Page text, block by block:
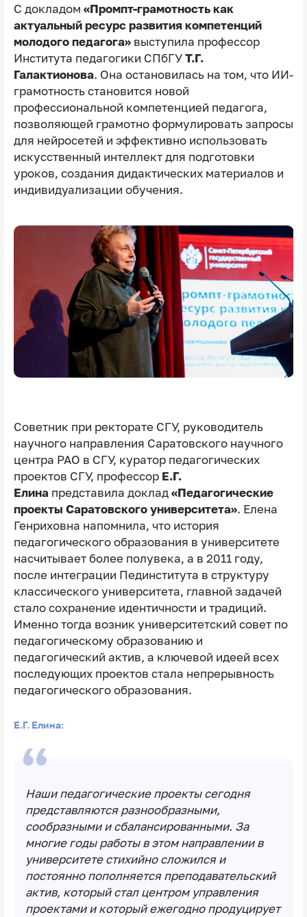
С докладом «Промпт-грамотность как
актуальный ресурс развития компетенций
молодого педагога»выступила профессор
Института педагогики СПбГУ Т.Г.
Галактионова. Она остановилась на том, что ИИ-
грамотность становится новой
профессиональной компетенцией педагога,
позволяющей грамотно формулировать запросы
для нейросетей и эффективно использовать
искусственный интеллект для подготовки
уроков, создания дидактических материалов и
индивидуализации обучения.
Советник при ректорате СГУ, руководитель
научного направления Саратовского научного
центра РАО в СГУ, куратор педагогических
проектов СГУ, профессорЕ.Г.
Елинапредставила доклад «Педагогические
проекты Саратовского университета». Елена
Генриховна напомнила, что история
педагогического образования в университете
насчитывает более полувека, а в 2011 году,
после интеграции Пединститута в структуру
классического университета, главной задачей
стало сохранение идентичности и традиций.
Именно тогда возник университетский совет по
педагогическому образованию и
педагогический актив, а ключевой идеей всех
последующих проектов стала непрерывность
педагогического образования.
Е.Г. Елина:
Наши педагогические проекты сегодня
представляются разнообразными,
сообразными и сбалансированными. За
многие годы работы в этом направлении в
университете стихийно сложился и
постоянно пополняется преподавательский
актив, который стал центром управления
проектами и который ежегодно продуцирует